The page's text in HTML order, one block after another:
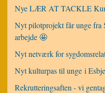
Nye LÆR AT TACKLE
Nyt pilotprojekt får unge
arbejde 🤩
Nyt netværk for
Nyt kulturpas til unge i
Rekrutteringsaften - vi